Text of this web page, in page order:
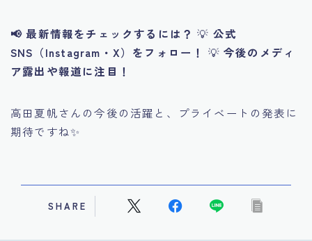
📢 最新情報をチェックするには？ 💡 公式
SNS（Instagram・X）をフォロー！
💡今後のメディ
ア露出や報道に注目！
高田夏帆さんの今後の活躍と、プライベートの発表に
期待ですね✨
SHARE